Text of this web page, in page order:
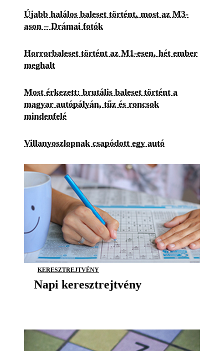
Újabb halálos baleset történt, most az M3-
ason – Drámai fotók
Horrorbaleset történt az M1-esen, hét ember
meghalt
Most érkezett: brutális baleset történt a
magyar autópályán, tűz és roncsok
mindenfelé
Villanyoszlopnak csapódott egy autó
KERESZTREJTVÉNY
Napi keresztrejtvény